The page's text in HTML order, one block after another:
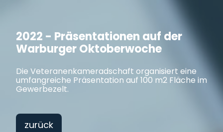
2022 - Präsentationen auf der
Warburger Oktoberwoche
Die Veteranenkameradschaft organisiert eine
umfangreiche Präsentation auf 100 m2 Fläche im
Gewerbezelt.
zurück